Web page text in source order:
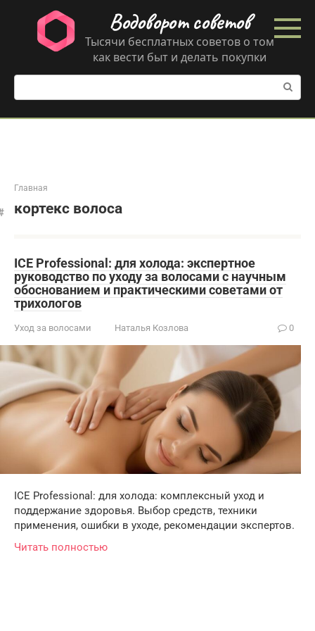
контенту
Водоворот советов
Тысячи бесплатных советов о том
как вести быт и делать покупки
Поиск:
Главная
кортекс волоса
ICE Professional: для холода: экспертное
руководство по уходу за волосами с научным
обоснованием и практическими советами от
трихологов
Уход за волосами Наталья Козлова 0
ICE Professional: для холода: комплексный уход и
поддержание здоровья. Выбор средств, техники
применения, ошибки в уходе, рекомендации экспертов.
Читать полностью